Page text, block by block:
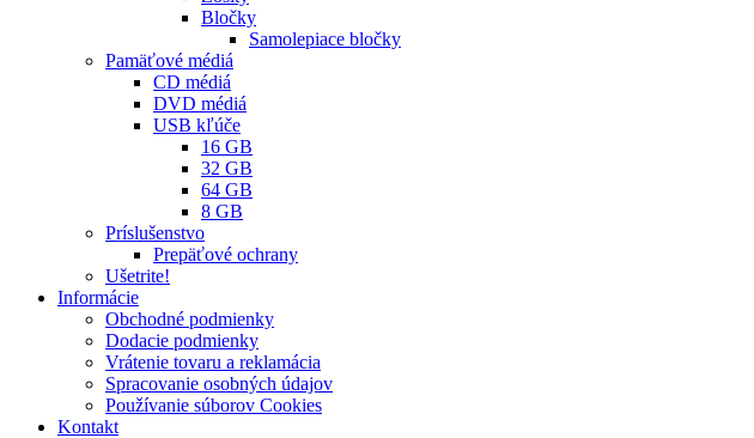
Bločky
Samolepiace bločky
Pamäťové médiá
CD médiá
DVD médiá
USB kľúče
16 GB
32 GB
64 GB
8 GB
Príslušenstvo
Prepäťové ochrany
Ušetrite!
Informácie
Obchodné podmienky
Dodacie podmienky
Vrátenie tovaru a reklamácia
Spracovanie osobných údajov
Používanie súborov Cookies
Kontakt